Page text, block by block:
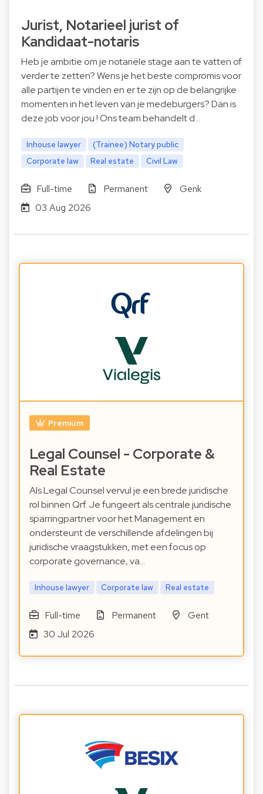
Jurist, Notarieel jurist of
Kandidaat-notaris
Heb je ambitie om je notariële stage aan te vatten of
verder te zetten? Wens je het beste compromis voor
alle partijen te vinden en er te zijn op de belangrijke
momenten in het leven van je medeburgers? Dan is
deze job voor jou ! Ons team behandelt d…
Inhouse lawyer
(Trainee) Notary public
Corporate law
Real estate Civil Law
Full-time Permanent
Genk
03 Aug 2026
Premium
Legal Counsel - Corporate &
Real Estate
Als Legal Counsel vervul je een brede juridische
rol binnen Qrf. Je fungeert als centrale juridische
sparringpartner voor het Management en
ondersteunt de verschillende afdelingen bij
juridische vraagstukken, met een focus op
corporate governance, va…
Inhouse lawyer Corporate law Real estate
Full-time Permanent
Gent
30 Jul 2026